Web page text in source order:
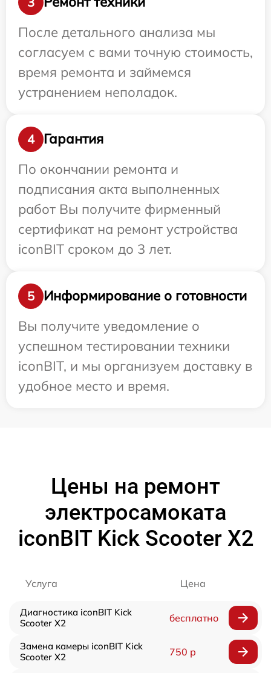
После детального анализа мы
согласуем с вами точную стоимость,
время ремонта и займемся
устранением неполадок.
4
Гарантия
По окончании ремонта и
подписания акта выполненных
работ Вы получите фирменный
сертификат на ремонт устройства
iconBIT сроком до 3 лет.
5
Информирование о готовности
Вы получите уведомление о
успешном тестировании техники
iconBIT, и мы организуем доставку в
удобное место и время.
Цены на ремонт
электросамоката
iconBIT Kick Scooter X2
Услуга Цена
Диагностика iconBIT Kick
Scooter X2
бесплатно
Замена камеры iconBIT Kick
Scooter X2
750 р